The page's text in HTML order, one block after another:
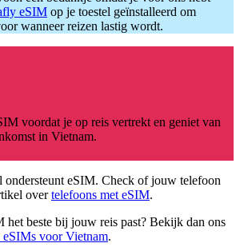
eSIM op je toestel geïnstalleerd om
wanneer reizen lastig wordt.
voordat je op reis vertrekt en geniet van
in Vietnam.
ondersteunt eSIM. Check of jouw telefoon
overtelefoons met eSIM.
beste bij jouw reis past? Bekijk dan ons
eSIMs voor Vietnam.